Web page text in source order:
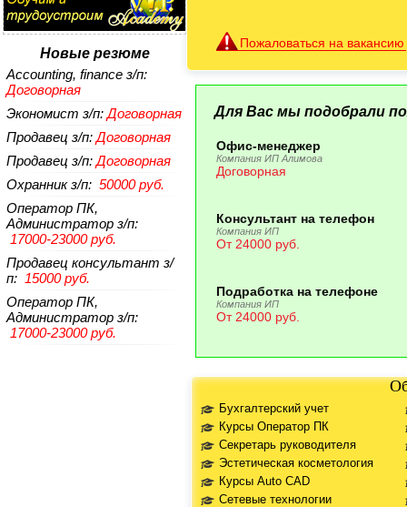
Новые резюме
Accounting, finance з/п:
Договорная
Экономист з/п:Договорная
Продавец з/п:Договорная
Продавец з/п:Договорная
Охранникз/п: 50000 руб.
Оператор ПК,
Администратор з/п:
17000-23000 руб.
Продавец консультант з/
п: 15000 руб.
Оператор ПК,
Администратор з/п:
17000-23000 руб.
Пожаловаться на вакансию
Для Вас мы подобрали
Офис-менеджер
Компания ИП Алимова
Договорная
Консультант на телефон
Компания ИП
От 24000 руб.
Подработка на телефоне
Компания ИП
От 24000 руб.
Бухгалтерский учет
Курсы Оператор ПК
Секретарь руководителя
Эстетическая косметология
Курсы Auto CAD
Сетевые технологии